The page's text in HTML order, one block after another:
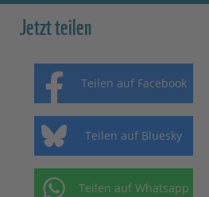
Jetzt teilen
Teilen auf Facebook
Teilen auf Bluesky
Teilen auf Whatsapp